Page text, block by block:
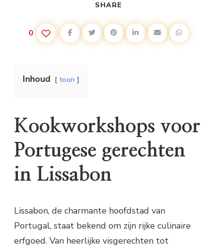
SHARE
0
Inhoud toon
Kookworkshops voor
Portugese gerechten
in Lissabon
Lissabon, de charmante hoofdstad van
Portugal, staat bekend om zijn rijke culinaire
erfgoed. Van heerlijke visgerechten tot